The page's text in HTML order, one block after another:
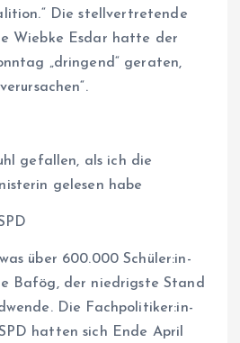
Die stellvertretende
Wiebke Esdar hatte der
„dringend“ geraten,
gefallen, als ich die
gelesen habe
über 600.000 Schü­le­r:in­
Bafög, der niedrigste Stand
Die Fach­po­li­ti­ke­r:in­
hatten sich Ende April